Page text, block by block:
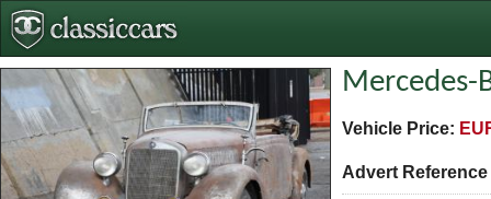
Mercedes-
Vehicle Price:
Advert